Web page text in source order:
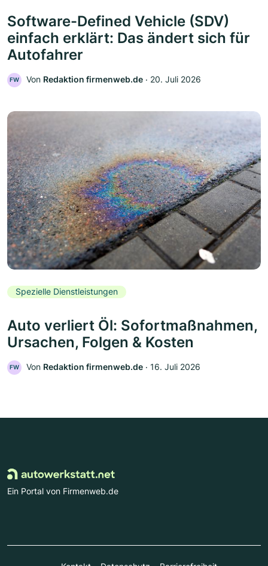
Software-Defined Vehicle (SDV)
einfach erklärt: Das ändert sich für
Autofahrer
FW Von Redaktion firmenweb.de ‧ 20. Juli 2026
Spezielle Dienstleistungen
Auto verliert Öl: Sofortmaßnahmen,
Ursachen, Folgen & Kosten
FW Von Redaktion firmenweb.de ‧ 16. Juli 2026
Ein Portal von Firmenweb.de